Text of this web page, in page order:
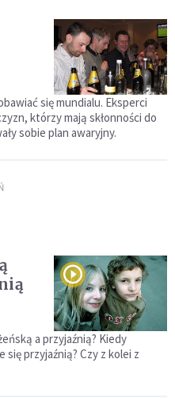
się mundialu. Eksperci
którzy mają skłonności do
sobie plan awaryjny.
a przyjaźnią? Kiedy
przyjaźnią? Czy z kolei z